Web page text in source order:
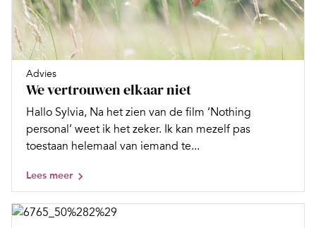
Advies
We vertrouwen elkaar niet
Hallo Sylvia, Na het zien van de film ‘Nothing
personal’ weet ik het zeker. Ik kan mezelf pas
toestaan helemaal van iemand te...
Lees meer